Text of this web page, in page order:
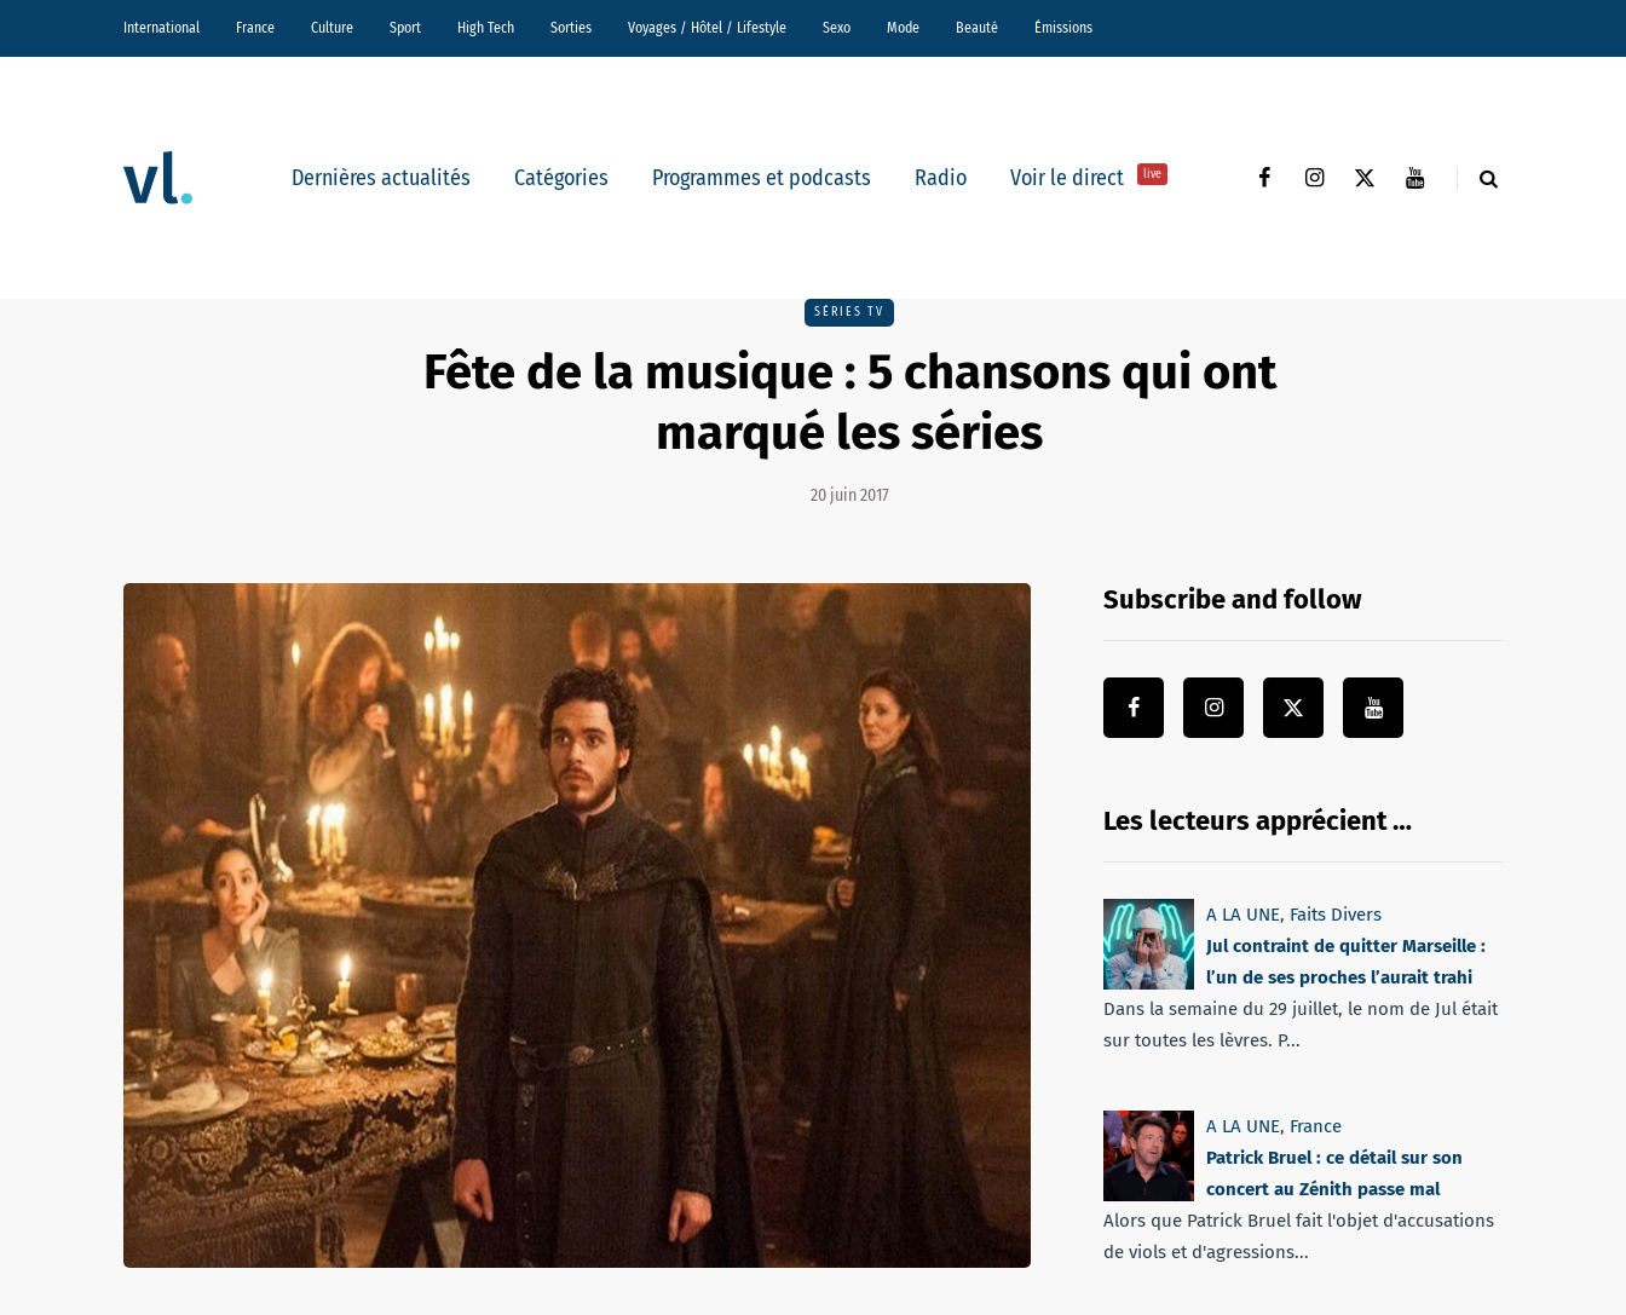
International France Culture Sport High Tech Sorties Voyages / Hôtel / Lifestyle Sexo Mode Beauté Émissions
Dernières actualités Catégories Programmes et podcasts Radio Voir le direct live
SÉRIES TV
Fête de la musique : 5 chansons qui ont
marqué les séries
20 juin 2017
Subscribe and follow
Les lecteurs apprécient …
A LA UNE, Faits Divers
Jul contraint de quitter Marseille :
l’un de ses proches l’aurait trahi
Dans la semaine du 29 juillet, le nom de Jul était
sur toutes les lèvres. P...
A LA UNE, France
Patrick Bruel : ce détail sur son
concert au Zénith passe mal
Alors que Patrick Bruel fait l'objet d'accusations
de viols et d'agressions...